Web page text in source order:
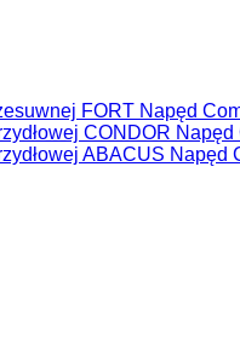
Napęd
Napęd
Napęd